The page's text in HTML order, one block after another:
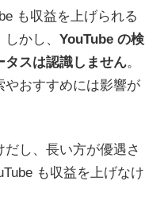
も収益を上げられる
かし、 YouTube の検
タスは認識しません。
おすすめには影響が
だし、長い方が優遇さ
も収益を上げなけ